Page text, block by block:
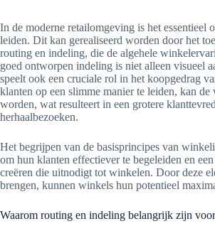
In de moderne retailomgeving is het essentieel
leiden. Dit kan gerealiseerd worden door het
routing en indeling, die de algehele
goed ontworpen indeling is niet alleen visueel
speelt ook een cruciale rol in het koopgedrag
klanten op een slimme manier te leiden, kan de
worden, wat resulteert in een grotere
herhaalbezoeken.
Het begrijpen van de basisprincipes van
om hun klanten effectiever te begeleiden en
creëren die uitnodigt tot winkelen. Door deze
brengen, kunnen winkels hun potentieel
Waarom routing en indeling belangrijk zijn